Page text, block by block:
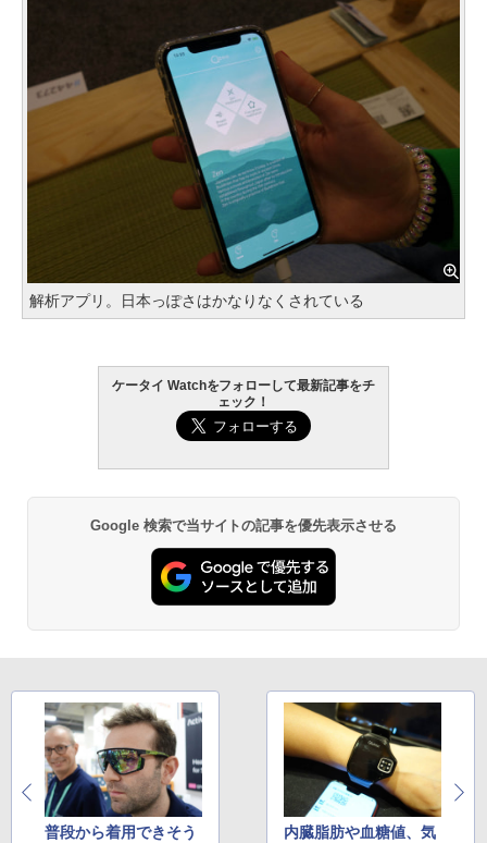
解析アプリ。日本っぽさはかなりなくされている
ケータイ Watchをフォローして最新記事をチ
ェック！
Google 検索で当サイトの記事を優先表示させる
普段から着用できそう
内臓脂肪や血糖値、気